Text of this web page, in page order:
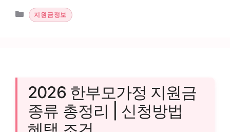
카테고리
지원금정보
2026 한부모가정 지원금
종류 총정리 | 신청방법